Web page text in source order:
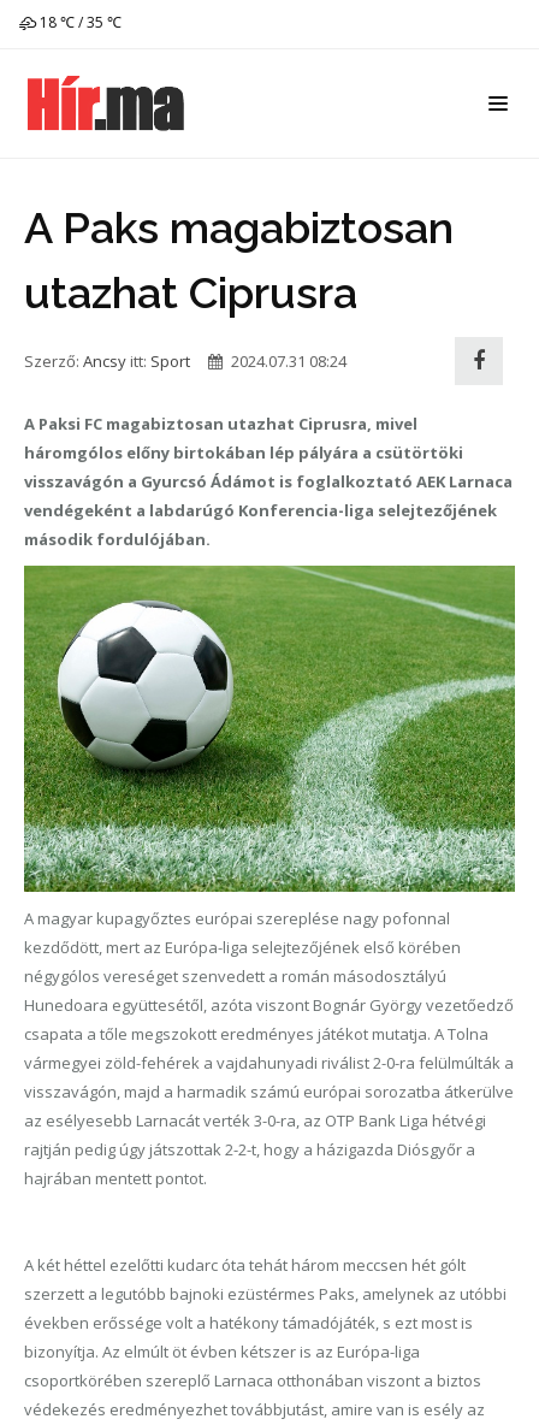
18 ℃ / 35 ℃
A Paks magabiztosan
utazhat Ciprusra
Szerző: Ancsy itt: Sport 2024.07.31 08:24
A Paksi FC magabiztosan utazhat Ciprusra, mivel
háromgólos előny birtokában lép pályára a csütörtöki
visszavágón a Gyurcsó Ádámot is foglalkoztató AEK Larnaca
vendégeként a labdarúgó Konferencia-liga selejtezőjének
második fordulójában.
A magyar kupagyőztes európai szereplése nagy pofonnal
kezdődött, mert az Európa-liga selejtezőjének első körében
négygólos vereséget szenvedett a román másodosztályú
Hunedoara együttesétől, azóta viszont Bognár György vezetőedző
csapata a tőle megszokott eredményes játékot mutatja. A Tolna
vármegyei zöld-fehérek a vajdahunyadi riválist 2-0-ra felülmúlták a
visszavágón, majd a harmadik számú európai sorozatba átkerülve
az esélyesebb Larnacát verték 3-0-ra, az OTP Bank Liga hétvégi
rajtján pedig úgy játszottak 2-2-t, hogy a házigazda Diósgyőr a
hajrában mentett pontot.
A két héttel ezelőtti kudarc óta tehát három meccsen hét gólt
szerzett a legutóbb bajnoki ezüstérmes Paks, amelynek az utóbbi
években erőssége volt a hatékony támadójáték, s ezt most is
bizonyítja. Az elmúlt öt évben kétszer is az Európa-liga
csoportkörében szereplő Larnaca otthonában viszont a biztos
védekezés eredményezhet továbbjutást, amire van is esély az